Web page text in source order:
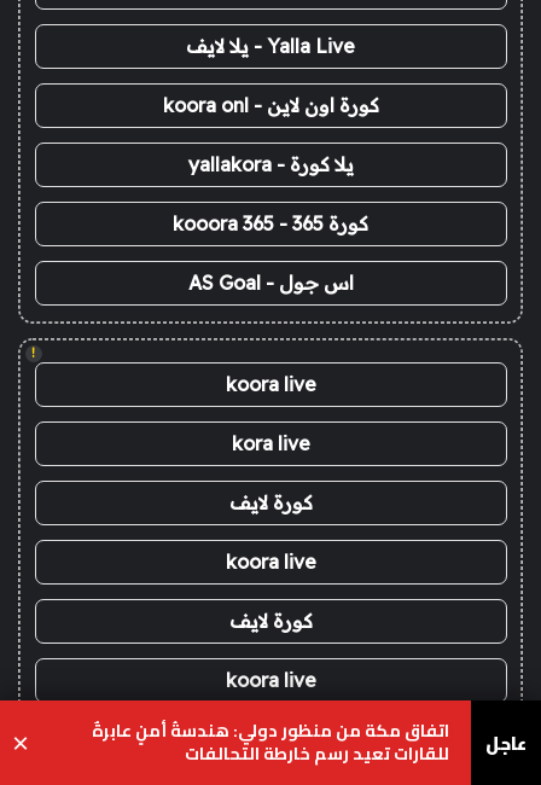
Yalla Live - يلا لايف
كورة اون لاين - koora onl
يلا كورة - yallakora
كورة 365 - kooora 365
اس جول - AS Goal
!
koora live
kora live
كورة لايف
koora live
كورة لايف
koora live
كورة لايف عاجل اتفاق مكة من منظور دولي: هندسةُ أمنٍ عابرةٌ
للقارات تعيد رسم خارطة التحالفات ×